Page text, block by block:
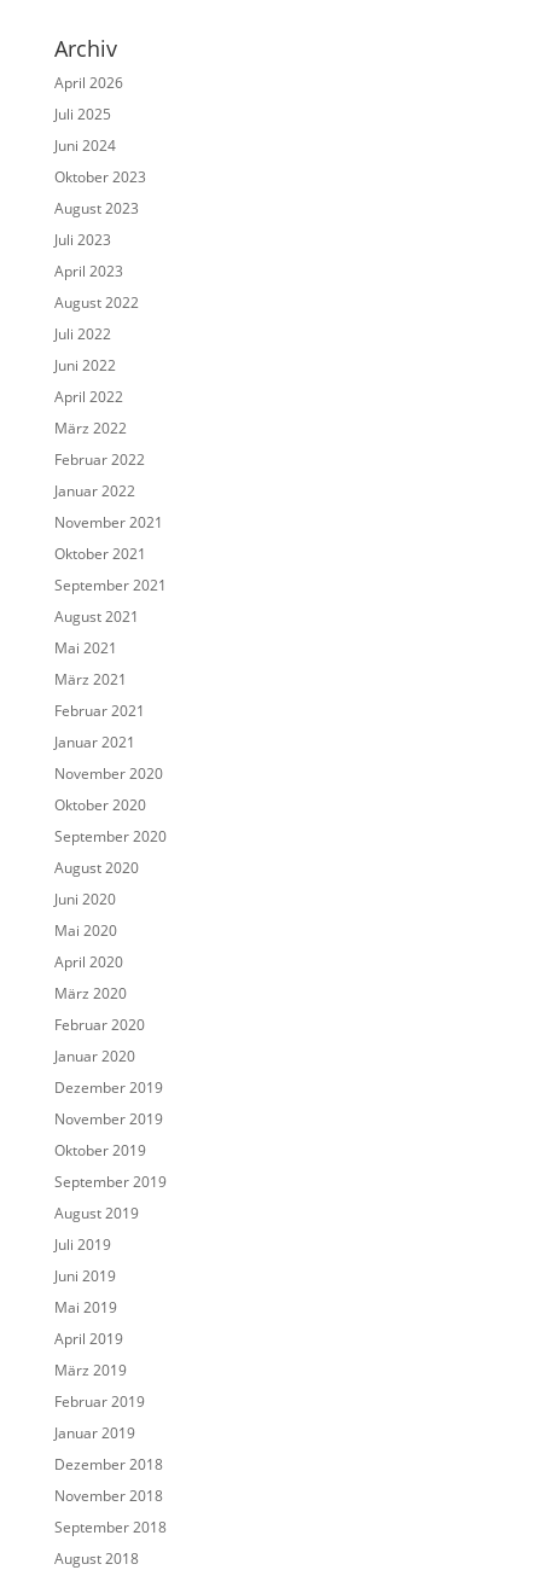
Archiv
April 2026
Juli 2025
Juni 2024
Oktober 2023
August 2023
Juli 2023
April 2023
August 2022
Juli 2022
Juni 2022
April 2022
März 2022
Februar 2022
Januar 2022
November 2021
Oktober 2021
September 2021
August 2021
Mai 2021
März 2021
Februar 2021
Januar 2021
November 2020
Oktober 2020
September 2020
August 2020
Juni 2020
Mai 2020
April 2020
März 2020
Februar 2020
Januar 2020
Dezember 2019
November 2019
Oktober 2019
September 2019
August 2019
Juli 2019
Juni 2019
Mai 2019
April 2019
März 2019
Februar 2019
Januar 2019
Dezember 2018
November 2018
September 2018
August 2018